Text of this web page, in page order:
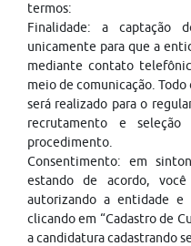
termos:
Finalidade: a captação
unicamente para que a
mediante contato
meio de comunicação.
será realizado para o
recrutamento e
procedimento.
Consentimento: em
estando de acordo,
autorizando a entidade e
clicando em “Cadastro de
a candidatura cadastrando